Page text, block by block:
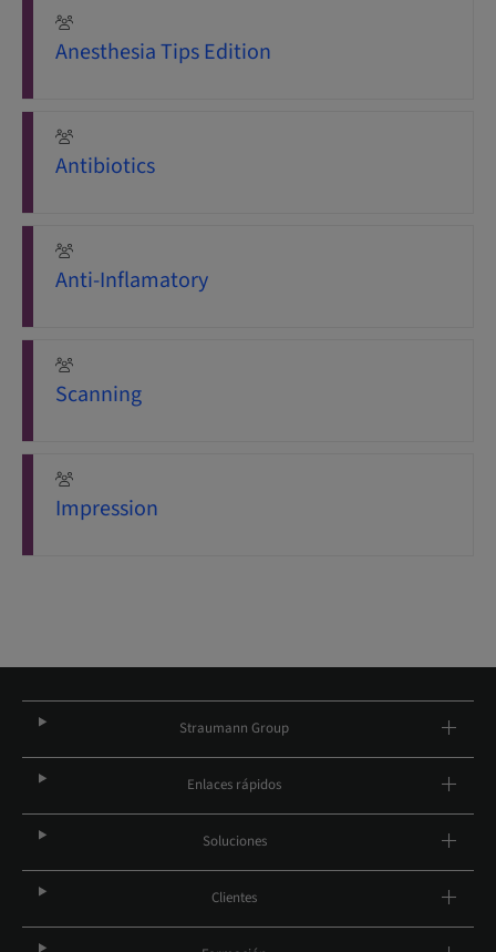
Anesthesia Tips Edition
Antibiotics
Anti-Inflamatory
Scanning
Impression
Straumann Group
Enlaces rápidos
Soluciones
Clientes